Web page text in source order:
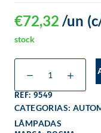
€72,32 /un
stock
REF: 9549
CATEGORIAS:
LÂMPADAS